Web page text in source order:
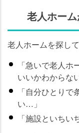
老人ホー
老人ホームを探し
「急いで老人
いいかわからな
「自分ひとり
い…」
「施設といち